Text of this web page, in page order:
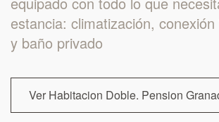
estancia: climatización,
y baño privado
Ver Habitacion Doble. Pension